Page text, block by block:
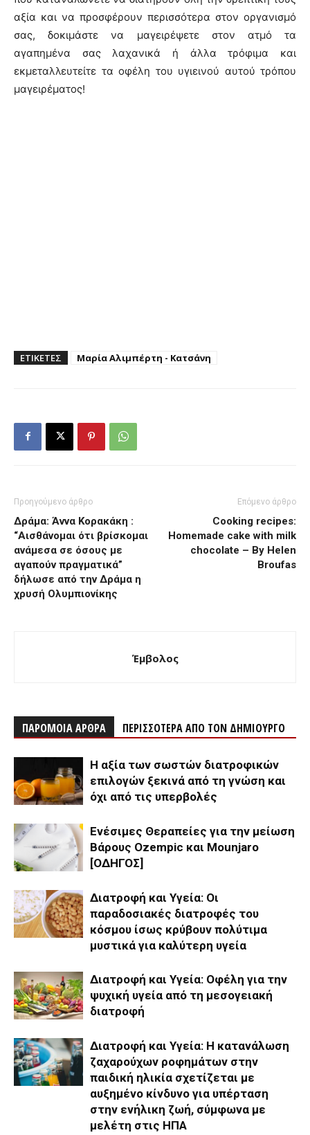
αξία και να προσφέρουν περισσότερα στον οργανισμό
σας, δοκιμάστε να μαγειρέψετε στον ατμό τα
αγαπημένα σας λαχανικά ή άλλα τρόφιμα και
εκμεταλλευτείτε τα οφέλη του υγιεινού αυτού τρόπου
μαγειρέματος!
ΕΤΙΚΕΤΕΣ Μαρία Αλιμπέρτη - Κατσάνη
Προηγούμενο άρθρο
Δράμα: Άννα Κορακάκη :
“Αισθάνομαι ότι βρίσκομαι
ανάμεσα σε όσους με
αγαπούν πραγματικά”
δήλωσε από την Δράμα η
χρυσή Ολυμπιονίκης
Επόμενο άρθρο
Cooking recipes:
Homemade cake with milk
chocolate – By Helen
Broufas
Έμβολος
ΠΑΡΟΜΟΙΑ ΑΡΘΡΑ ΠΕΡΙΣΣΟΤΕΡΑ ΑΠΟ ΤΟΝ ΔΗΜΙΟΥΡΓΟ
Η αξία των σωστών διατροφικών
επιλογών ξεκινά από τη γνώση και
όχι από τις υπερβολές
Ενέσιμες Θεραπείες για την μείωση
Βάρους Ozempic και Mounjaro
[ΟΔΗΓΟΣ]
Διατροφή και Υγεία: Οι
παραδοσιακές διατροφές του
κόσμου ίσως κρύβουν πολύτιμα
μυστικά για καλύτερη υγεία
Διατροφή και Υγεία: Οφέλη για την
ψυχική υγεία από τη μεσογειακή
διατροφή
Διατροφή και Υγεία: Η κατανάλωση
ζαχαρούχων ροφημάτων στην
παιδική ηλικία σχετίζεται με
αυξημένο κίνδυνο για υπέρταση
στην ενήλικη ζωή, σύμφωνα με
μελέτη στις ΗΠΑ